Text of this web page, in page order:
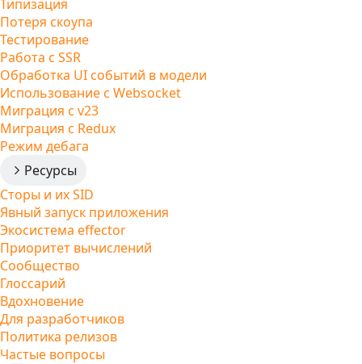
Типизация
Потеря скоупа
Тестирование
Работа с SSR
Обработка UI событий в модели
Использование с Websocket
Миграция с v23
Миграция с Redux
Режим дебага
Ресурсы
Сторы и их SID
Явный запуск приложения
Экосистема effector
Приоритет вычислений
Сообщество
Глоссарий
Вдохновение
Для разработчиков
Политика релизов
Частые вопросы